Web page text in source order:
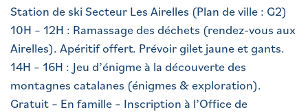
Station de ski Secteur Les Airelles (Plan de ville : G2)
10H – 12H : Ramassage des déchets (rendez-vous aux
Airelles). Apéritif offert. Prévoir gilet jaune et gants.
14H – 16H : Jeu d’énigme à la découverte des
montagnes catalanes (énigmes & exploration).
Gratuit – En famille – Inscription à l’Office de